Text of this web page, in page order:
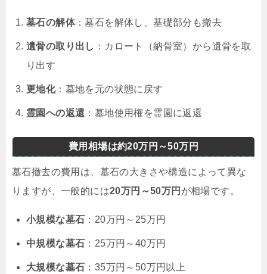
墓石の解体：墓石を解体し、基礎部分も撤去
遺骨の取り出し ：カロート（納骨室）から遺骨を取
り出す
更地化：墓地を元の状態に戻す
霊園への返還 ：墓地使用権を霊園に返還
費用相場は約20万円～50万円
墓石撤去の費用は、墓石の大きさや構造によって異な
りますが、一般的には20万円～50万円 が相場です。
小規模な墓石 ：20万円～25万円
中規模な墓石 ：25万円～40万円
大規模な墓石 ：35万円～50万円以上